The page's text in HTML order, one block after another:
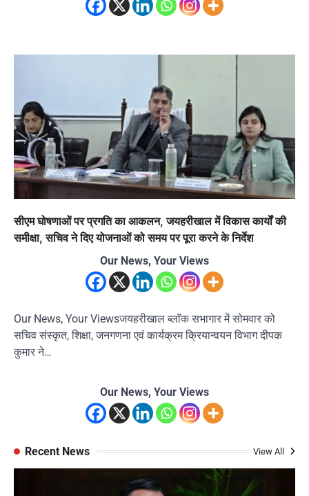
सीएम घोषणाओं पर प्रगति का आकलन, जयहरीखाल में विकास कार्यों की
समीक्षा, सचिव ने दिए योजनाओं को समय पर पूरा करने के निर्देश
Our News, Your Views
Our News, Your Viewsजयहरीखाल ब्लॉक सभागार में सोमवार को
सचिव संस्कृत, शिक्षा, जनगणना एवं कार्यक्रम क्रियान्वयन विभाग दीपक
कुमार ने…
Our News, Your Views
Recent News View All